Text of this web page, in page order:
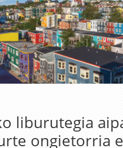
liburutegia
ongietorria